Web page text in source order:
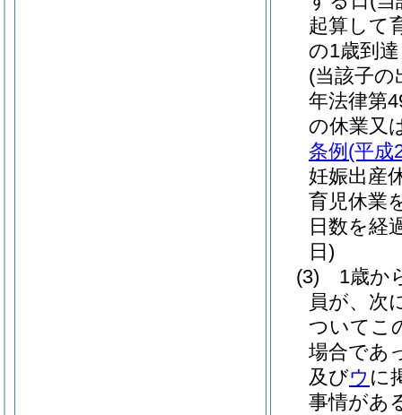
起算して
の1歳到
(当該子の
年法律第
の休業又
条例 (平成
妊娠出産
育児休業
日数を経
日)
(3)
1歳か
員が、次
ついてこ
場合であ
及びウ に
事情があ